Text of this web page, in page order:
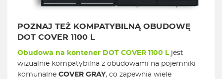
POZNAJ TEŻ KOMPATYBILNĄ OBUDOWĘ
DOT COVER 1100 L
Obudowa na kontener DOT COVER 1100 Ljest
wizualnie kompatybilna z obudowami na pojemniki
komunalne COVER GRAY, co zapewnia wiele